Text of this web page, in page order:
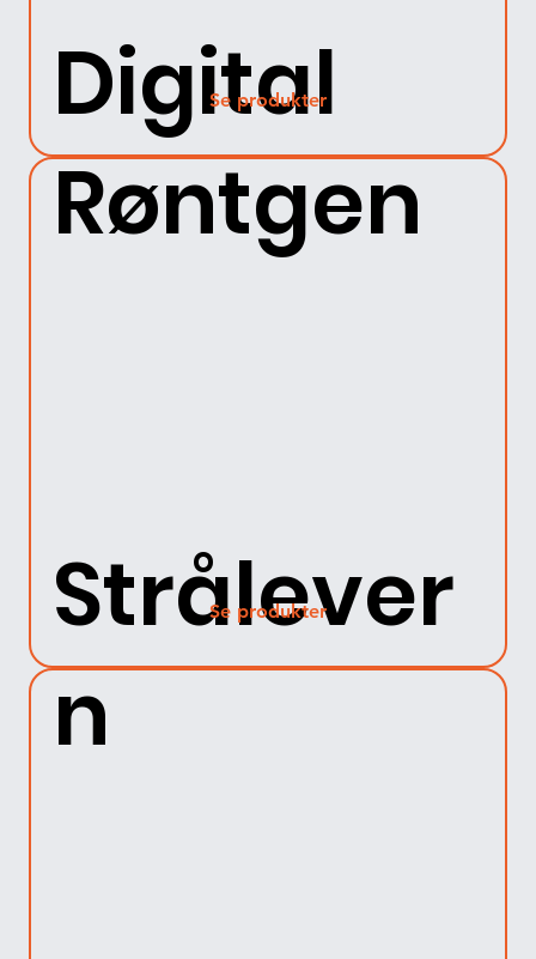
Digital
Røntgen
Se produkter
Strålever
n
Se produkter